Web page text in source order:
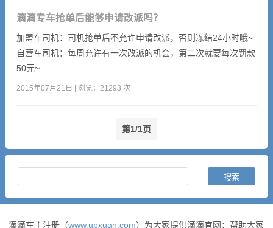
滴滴专车
滴滴专车抢单后能够申请改派吗？
加盟车司机：司机抢单后不允许申请改派，否则冻结24小时哦~
自营车司机：每周允许有一次改派的机会，第二次就要每次罚款
50元~
2015年07月21日 | 浏览：21293 次
第1/1页
滴滴车主注册（www.upxuan.com）为大家提供滴滴官网：帮助大家